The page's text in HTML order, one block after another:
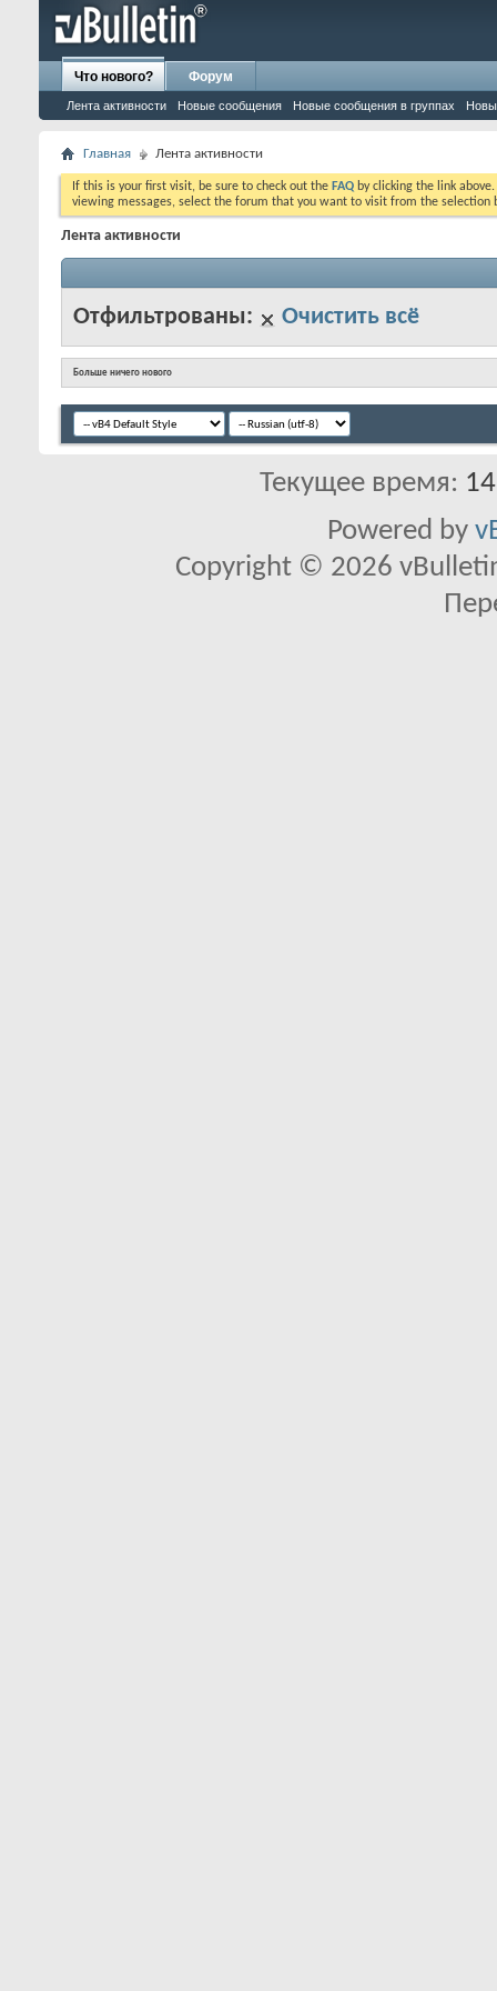
Что нового?
Лента активности Новые сообщения Новые сообщения в группах
Форум
Главная Лента активности
If this is your first visit, be sure to check out the FAQ by clicking the link
viewing messages, select the forum that you want to visit from the selection
Лента активности
Отфильтрованы: Очистить всё
Больше ничего нового
Текущее время:
Powered by
Copyright © 2026